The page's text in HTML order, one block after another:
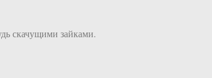
скачущими зайками.